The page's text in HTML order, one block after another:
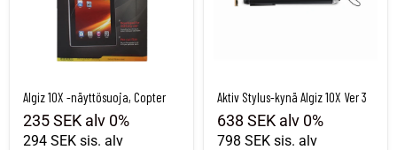
Algiz 10X -näyttösuoja, Copter
235 SEK alv 0%
294 SEK sis. alv
Aktiv Stylus-kynä Algiz 10X Ver 3
638 SEK alv 0%
798 SEK sis. alv